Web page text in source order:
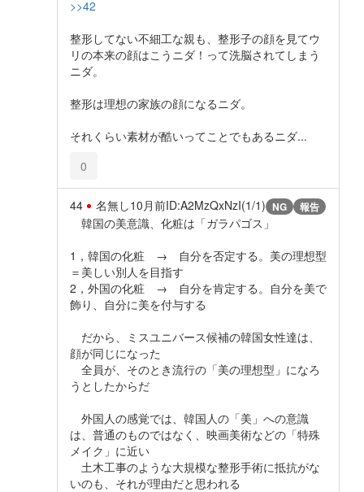
>>42
整形してない不細工な親も、整形子の顔を見てウ
リの本来の顔はこうニダ！って洗脳されてしまう
ニダ。
整形は理想の家族の顔になるニダ。
それくらい素材が酷いってことでもあるニダ...
0
44 名無し10月前ID:A2MzQxNzI(1/1) NG 報告
韓国の美意識、化粧は「ガラパゴス」
1，韓国の化粧 → 自分を否定する。美の理想型
＝美しい別人を目指す
2，外国の化粧 → 自分を肯定する。自分を美で
飾り、自分に美を付与する
だから、ミスユニバース候補の韓国女性達は、
顔が同じになった
全員が、そのとき流行の「美の理想型」になろ
うとしたからだ
外国人の感覚では、韓国人の「美」への意識
は、普通のものではなく、映画美術などの「特殊
メイク」に近い
土木工事のような大規模な整形手術に抵抗がな
いのも、それが理由だと思われる